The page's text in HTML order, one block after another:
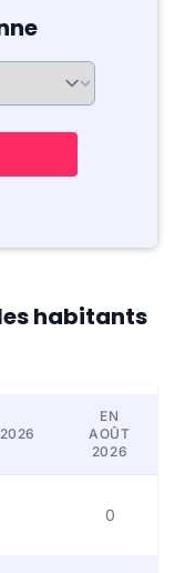
habitants
EN
AOÛT
2026
0